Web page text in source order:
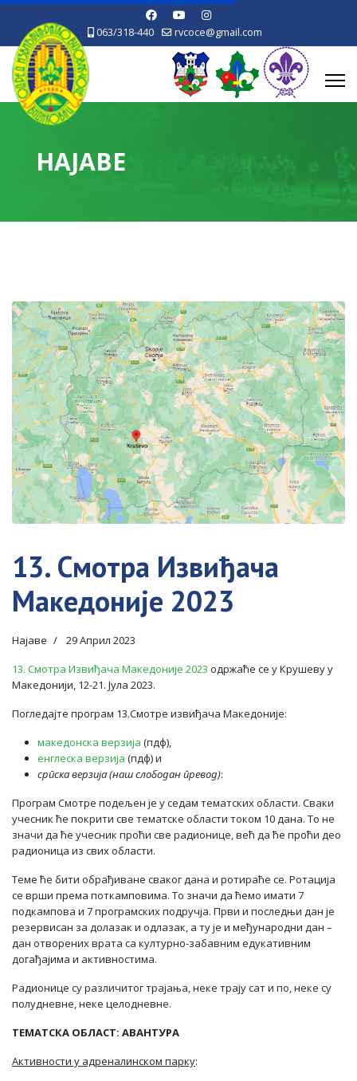
063/318-440 rvcoce@gmail.com
НАЈАВЕ
13. Смотра Извиђача
Македоније 2023
Најаве
29 Април 2023
13. Смотра Извиђача Македоније 2023 одржаће се у Крушеву у
Македонији, 12-21. Јула 2023.
Погледајте програм 13.Смотре извиђача Македоније:
македонска верзија (пдф),
енглеска верзија (пдф) и
српска верзија (наш слободан превод):
Програм Смотре подељен је у седам тематских области. Сваки
учесник ће покрити све тематске области током 10 дана. То не
значи да ће учесник проћи све радионице, већ да ће проћи део
радионица из свих области.
Теме ће бити обрађиване сваког дана и ротираће се. Ротација
се врши према поткамповима. То значи да ћемо имати 7
подкампова и 7 програмских подручја. Први и последњи дан је
резервисан за долазак и одлазак, а ту је и међународни дан –
дан отворених врата са културно-забавним едукативним
догађајима и активностима.
Радионице су различитог трајања, неке трају сат и по, неке су
полудневне, неке целодневне.
ТЕМАТСКА ОБЛАСТ: АВАНТУРА
Активности у адреналинском парку: